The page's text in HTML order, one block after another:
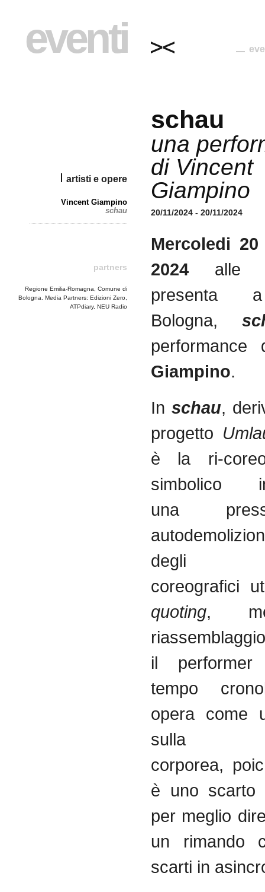
eventi
artisti e opere
Vincent Giampino
schau
partners
Regione Emilia-Romagna, Comune di
Bologna. Media Partners: Edizioni Zero,
ATPdiary, NEU Radio
schau
una
di Vincent
Giampino
20/11/2024 - 20/11/2024
Mercoledi
2024 alle
Bologna,
Giampino.
In schau,
progetto
è la ri-
simbolico
una
degli
coreografici
quoting,
il
tempo
opera come
sulla
corporea,
è uno scarto
per meglio
un rimando
scarti in